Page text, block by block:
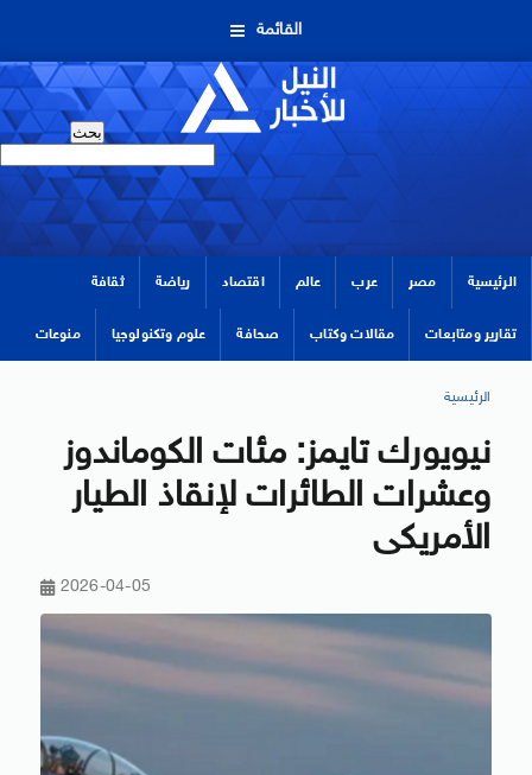
القائمة
الرئيسية مصر عرب عالم اقتصاد رياضة ثقافة
تقارير ومتابعات مقالات وكتاب صحافة علوم وتكنولوجيا منوعات
الرئيسية
نيويورك تايمز: مئات الكوماندوز
وعشرات الطائرات لإنقاذ الطيار
الأمريكى
2026-04-05